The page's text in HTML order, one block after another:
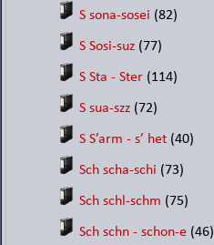
S sona-sosei (82)
S Sosi-suz (77)
S Sta - Ster (114)
S sua-szz (72)
S S’arm - s’ het (40)
Sch scha-schi (73)
Sch schl-schm (75)
Sch schn - schon-e (46)